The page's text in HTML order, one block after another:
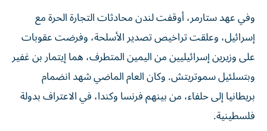
وفي عهد ستارمر، أوقفت لندن محادثات التجارة الحرة مع
إسرائيل، وعلقت تراخيص تصدير الأسلحة، وفرضت عقوبات
على وزيرين إسرائيليين من اليمين المتطرف، هما إيتمار بن غفير
وبتسلئيل سموتريتش. وكان العام الماضي شهد انضمام
بريطانيا إلى حلفاء، من بينهم فرنسا وكندا، في الاعتراف بدولة
فلسطينية.